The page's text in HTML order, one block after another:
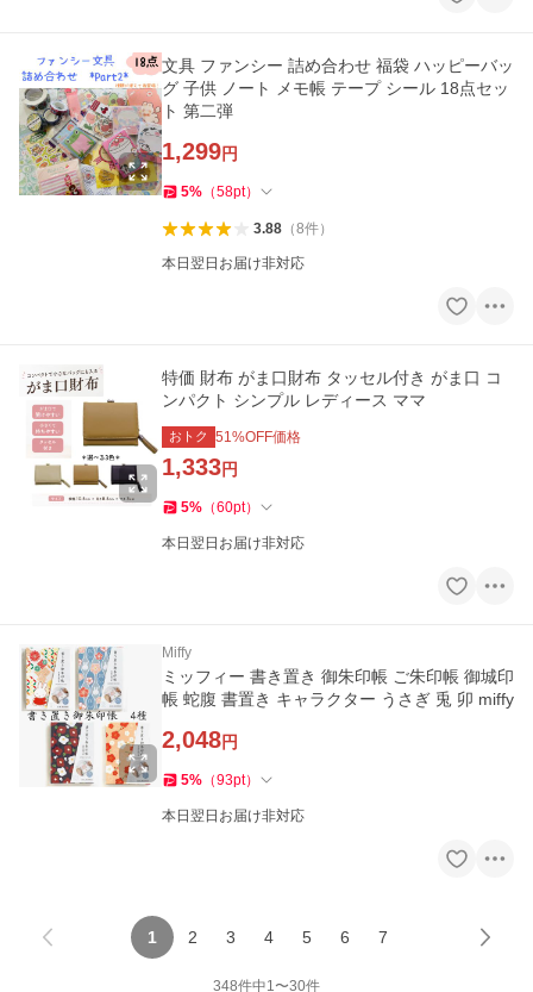
文具 ファンシー 詰め合わせ 福袋 ハッピーバッ
グ 子供 ノート メモ帳 テープ シール 18点セッ
ト 第二弾
1,299円
5% （58pt）
3.88（8件）
本日翌日お届け非対応
特価 財布 がま口財布 タッセル付き がま口 コ
ンパクト シンプル レディース ママ
おトク 51%OFF価格
1,333円
5% （60pt）
本日翌日お届け非対応
Miffy
ミッフィー 書き置き 御朱印帳 ご朱印帳 御城印
帳 蛇腹 書置き キャラクター うさぎ 兎 卯 miffy
2,048円
5% （93pt）
本日翌日お届け非対応
1 2 3 4 5 6 7
348件中1〜30件